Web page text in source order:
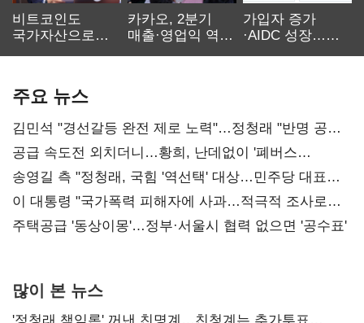
비트코인도
국가자산으로…'
카카오, 2분기
매출·영업익 역대
가입자 증가
·AIDC 성장…
주요 뉴스
김민석 "경선갈등 완전 제로 노력"…정청래 "반명 공세
사과부터"
공급 속도전 외치더니…황희, 난데없이 '폐버스
리모델링' 제안
송영길 측 "정청래, 국힘 '역선택' 대상…민주당 대표로
총선 지휘 못해"
이 대통령 "국가폭력 피해자에 사과…적극적 조사로
진실 밝혀야"
주택공급 '동상이몽'…정부·서울시 협력 없으면 '공수표'
많이 본 뉴스